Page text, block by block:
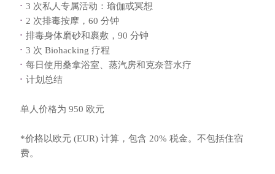
3 次私人专属活动：瑜伽或冥想
2 次排毒按摩，60 分钟
排毒身体磨砂和裹敷，90 分钟
3 次 Biohacking 疗程
每日使用桑拿浴室、蒸汽房和克奈普水疗
计划总结
单人价格为 950 欧元
*价格以欧元 (EUR) 计算，包含 20% 税金。不包括住宿
费。